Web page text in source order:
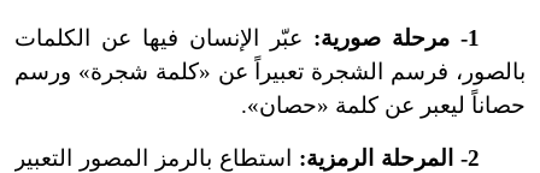
1- مرحلة صورية: عبّر الإنسان فيها عن الكلمات
بالصور، فرسم الشجرة تعبيراً عن «كلمة شجرة» ورسم
حصاناً ليعبر عن كلمة «حصان».
2
-المرحلة الرمزية:
استطاع بالرمز المصور التعبير